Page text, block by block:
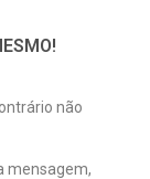
não
mensagem,